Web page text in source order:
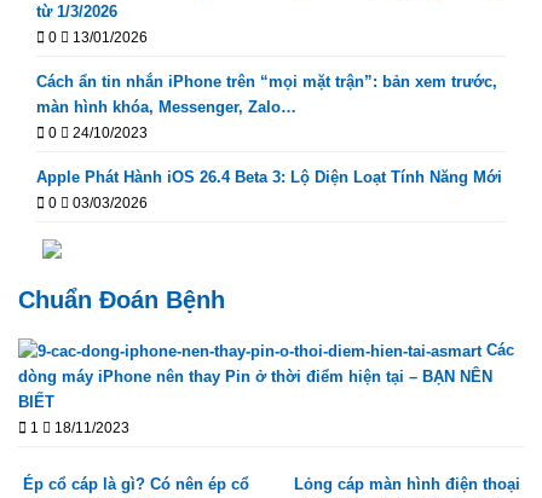
từ 1/3/2026
0 13/01/2026
Cách ẩn tin nhắn iPhone trên “mọi mặt trận”: bản xem trước,
màn hình khóa, Messenger, Zalo…
0 24/10/2023
Apple Phát Hành iOS 26.4 Beta 3: Lộ Diện Loạt Tính Năng Mới
0 03/03/2026
Chuẩn Đoán Bệnh
Các
dòng máy iPhone nên thay Pin ở thời điểm hiện tại – BẠN NÊN
BIẾT
1 18/11/2023
Ép cổ cáp là gì? Có nên ép cổ
Lỏng cáp màn hình điện thoại